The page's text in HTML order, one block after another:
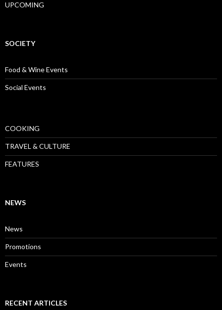
UPCOMING
SOCIETY
Food & Wine Events
Social Events
COOKING
TRAVEL & CULTURE
FEATURES
NEWS
News
Promotions
Events
RECENT ARTICLES